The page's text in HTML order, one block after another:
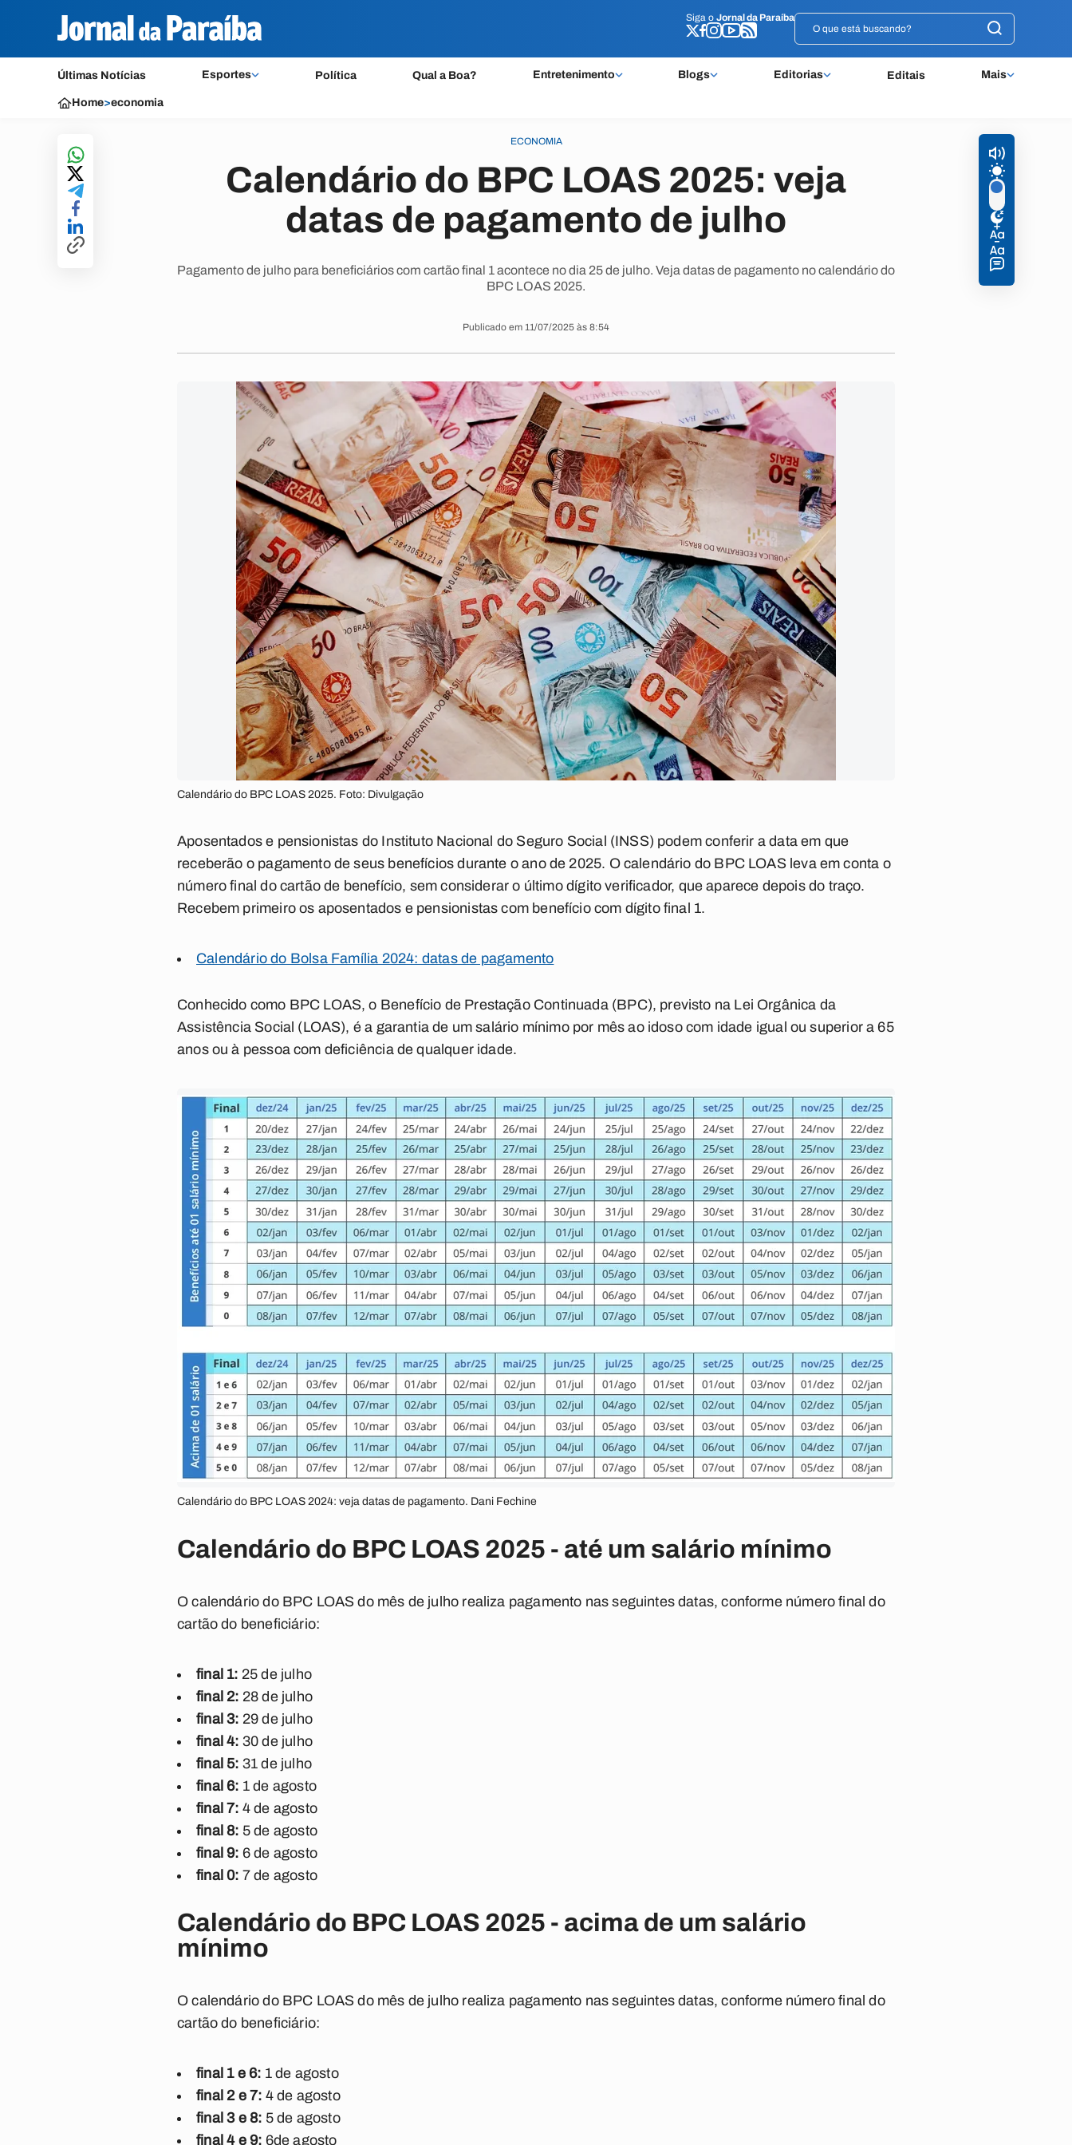
Siga o Jornal da Paraíba
Últimas Notícias Esportes Política Qual a Boa? Entretenimento Blogs Editorias Editais Mais
Siga o Jornal da Paraíba
Home>economia
ECONOMIA
Calendário do BPC LOAS 2025: veja
datas de pagamento de julho
Pagamento de julho para beneficiários com cartão final 1 acontece no dia 25 de julho. Veja datas de pagamento no calendário do
BPC LOAS 2025.
Publicado em 11/07/2025 às 8:54
Calendário do BPC LOAS 2025. Foto: Divulgação
Aposentados e pensionistas do Instituto Nacional do Seguro Social (INSS) podem conferir a data em que
receberão o pagamento de seus benefícios durante o ano de 2025. O calendário do BPC LOAS leva em conta o
número final do cartão de benefício, sem considerar o último dígito verificador, que aparece depois do traço.
Recebem primeiro os aposentados e pensionistas com benefício com dígito final 1.
Calendário do Bolsa Família 2024: datas de pagamento
Conhecido como BPC LOAS, o Benefício de Prestação Continuada (BPC), previsto na Lei Orgânica da
Assistência Social (LOAS), é a garantia de um salário mínimo por mês ao idoso com idade igual ou superior a 65
anos ou à pessoa com deficiência de qualquer idade.
Calendário do BPC LOAS 2024: veja datas de pagamento. Dani Fechine
Calendário do BPC LOAS 2025 - até um salário mínimo
O calendário do BPC LOAS do mês de julho realiza pagamento nas seguintes datas, conforme número final do
cartão do beneficiário:
final 1: 25 de julho
final 2: 28 de julho
final 3: 29 de julho
final 4: 30 de julho
final 5: 31 de julho
final 6: 1 de agosto
final 7: 4 de agosto
final 8: 5 de agosto
final 9: 6 de agosto
final 0: 7 de agosto
Calendário do BPC LOAS 2025 - acima de um salário
mínimo
O calendário do BPC LOAS do mês de julho realiza pagamento nas seguintes datas, conforme número final do
cartão do beneficiário:
final 1 e 6: 1 de agosto
final 2 e 7: 4 de agosto
final 3 e 8: 5 de agosto
final 4 e 9: 6de agosto